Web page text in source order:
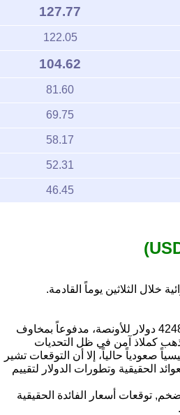
127.77
122.05
104.62
81.60
69.75
58.17
52.31
46.45
خلال الثلاثين يوماً القادمة.
التحليل: يشهد سوق الذهب مستويات سعرية غير مسبوقة عند 4248.55 دولار للأونصة، مدفوعاً بمخاوف
كملاذ آمن في ظل التحديات
صعودياً حالياً، إلا أن التوقعات تشير
الحقيقية وتطورات الدولار لتقييم
توقعات أسعار الفائدة الحقيقية